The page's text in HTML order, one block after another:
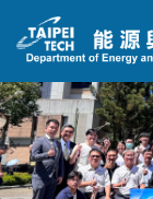
到
要
內
容
區